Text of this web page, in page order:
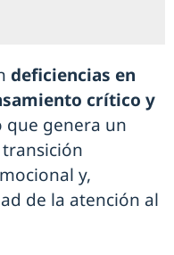
deficiencias en
crítico y
que genera un
y,
de la atención al